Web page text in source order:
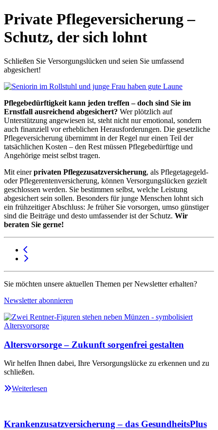
Private Pflegeversicherung –
Schutz, der sich lohnt
Schließen Sie Versorgungslücken und seien Sie umfassend
abgesichert!
Pflegebedürftigkeit kann jeden treffen – doch sind Sie im
Ernstfall ausreichend abgesichert? Wer plötzlich auf
Unterstützung angewiesen ist, steht nicht nur emotional, sondern
auch finanziell vor erheblichen Herausforderungen. Die gesetzliche
Pflegeversicherung übernimmt in der Regel nur einen Teil der
tatsächlichen Kosten – den Rest müssen Pflegebedürftige und
Angehörige meist selbst tragen.
Mit einerprivaten Pflegezusatzversicherung, als Pflegetagegeld-
oder Pflegerentenversicherung, können Versorgungslücken gezielt
geschlossen werden. Sie bestimmen selbst, welche Leistung
abgesichert sein sollen. Besonders für junge Menschen lohnt sich
ein frühzeitiger Abschluss: Je früher Sie vorsorgen, umso günstiger
sind die Beiträge und desto umfassender ist der Schutz. Wir
beraten Sie gerne!
Sie möchten unsere aktuellen Themen per Newsletter erhalten?
Newsletter abonnieren
Altersvorsorge – Zukunft sorgenfrei gestalten
Wir helfen Ihnen dabei, Ihre Versorgungslücke zu erkennen und zu
schließen.
Weiterlesen
Krankenzusatzversicherung – das GesundheitsPlus